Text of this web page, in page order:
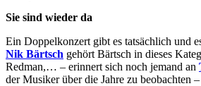
Sie sind wieder da
Ein Doppelkonzert gibt es tatsächlich und
Nik Bärtsch gehört Bärtsch in dieses
Redman,… – erinnert sich noch jemand an
der Musiker über die Jahre zu beobachten